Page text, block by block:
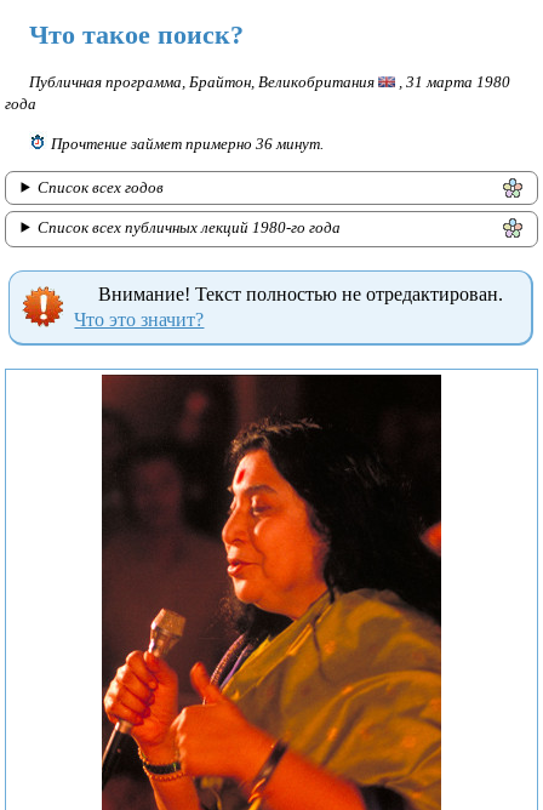
и
Статьи
и
выступления
о
Шри
Матаджи
Признания
поздравления
Фотографии
Что такое поиск?
Публичная программа, Брайтон, Великобритания
, 31 марта 1980
года
Прочтение займет примерно 36 минут.
Список всех годов
Список всех публичных лекций 1980-го года
Внимание! Текст полностью не отредактирован.
Что это значит?